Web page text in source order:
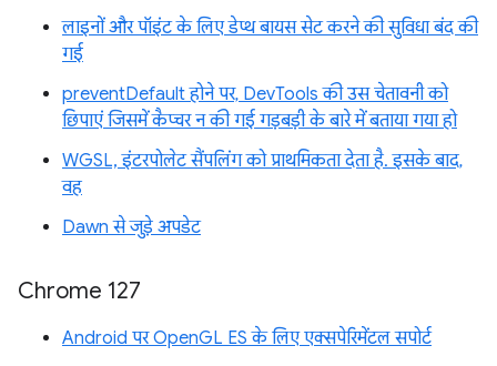
लाइनों और पॉइंट के लिए डेप्थ बायस सेट करने की सुविधा बंद की
गई
preventDefault होने पर, DevTools की उस चेतावनी को
छिपाएं जिसमें कैप्चर न की गई गड़बड़ी के बारे में बताया गया हो
WGSL, इंटरपोलेट सैंपलिंग को प्राथमिकता देता है. इसके बाद,
वह
Dawn से जुड़े अपडेट
Chrome 127
Android पर OpenGL ES के लिए एक्सपेरिमेंटल सपोर्ट